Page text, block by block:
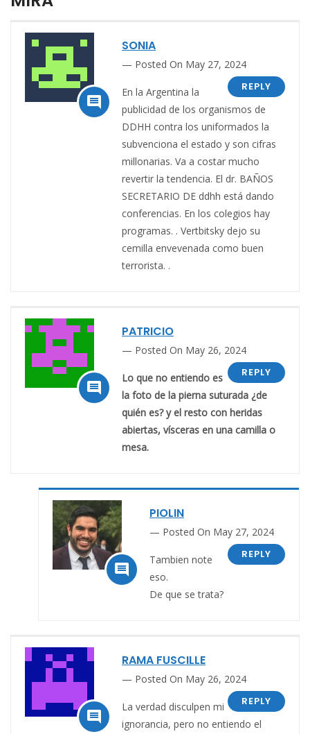

SONIA
Posted On May 27, 2024
REPLY
En la Argentina la
publicidad de los organismos de
DDHH contra los uniformados la
subvenciona el estado y son cifras
millonarias. Va a costar mucho
revertir la tendencia. El dr. BAÑOS
SECRETARIO DE ddhh está dando
conferencias. En los colegios hay
programas. . Vertbitsky dejo su
cemilla envevenada como buen
terrorista. .

PATRICIO
Posted On May 26, 2024
REPLY
Lo que no entiendo es
la foto de la pierna suturada ¿de
quién es? y el resto con heridas
abiertas, vísceras en una camilla o
mesa.

PIOLIN
Posted On May 27, 2024
REPLY
Tambien note
eso.
De que se trata?

RAMA FUSCILLE
Posted On May 26, 2024
REPLY
La verdad disculpen mi
ignorancia, pero no entiendo el